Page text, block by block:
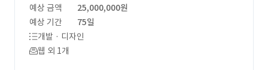
예상 금액
25,000,000원
예상 기간
75일
개발 · 디자인
웹 외 1개